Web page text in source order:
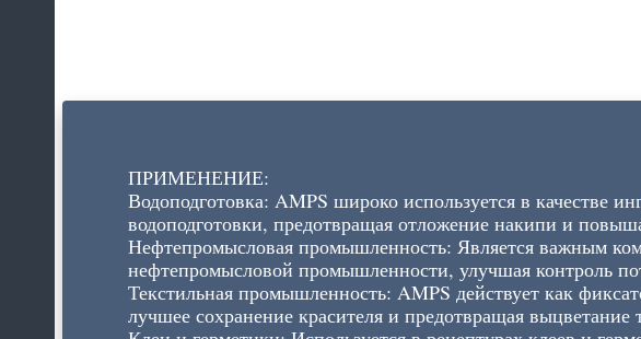
ПРИМЕНЕНИЕ:
Водоподготовка: AMPS широко используется в качестве
водоподготовки, предотвращая отложение накипи и
Нефтепромысловая промышленность: Является важным
нефтепромысловой промышленности, улучшая контроль
Текстильная промышленность: AMPS действует как
лучшее сохранение красителя и предотвращая выцветание